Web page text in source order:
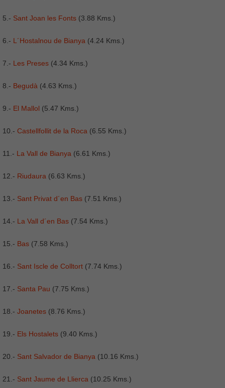
5.- Sant Joan les Fonts (3.88 Kms.)
6.- L´Hostalnou de Bianya (4.24 Kms.)
7.- Les Preses (4.34 Kms.)
8.- Begudà (4.63 Kms.)
9.- El Mallol (5.47 Kms.)
10.- Castellfollit de la Roca (6.55 Kms.)
11.- La Vall de Bianya (6.61 Kms.)
12.- Riudaura (6.63 Kms.)
13.- Sant Privat d´en Bas (7.51 Kms.)
14.- La Vall d´en Bas (7.54 Kms.)
15.- Bas (7.58 Kms.)
16.- Sant Iscle de Colltort (7.74 Kms.)
17.- Santa Pau (7.75 Kms.)
18.- Joanetes (8.76 Kms.)
19.- Els Hostalets (9.40 Kms.)
20.- Sant Salvador de Bianya (10.16 Kms.)
21.- Sant Jaume de Llierca (10.25 Kms.)